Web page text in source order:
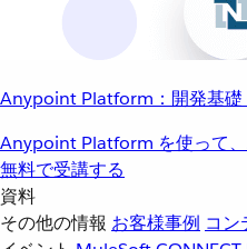
Anypoint Platform：開発基礎
Anypoint Platform を使って
無料で受講する
資料
その他の情報 お客様事例 コン